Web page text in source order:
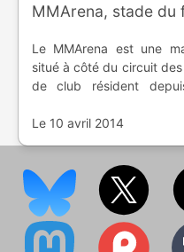
MMArena, stade du
Le MMArena est une
situé à côté du circuit
de club résident
football féminin va se
Le 10 avril 2014